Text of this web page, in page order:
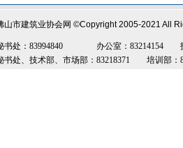
山市建筑业协会网 ©Copyright 2005-2021 All
书处：83994840 办公室：83214154 技
书处、技术部、市场部：83218371 培训部